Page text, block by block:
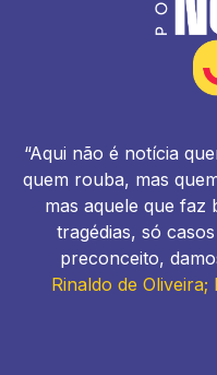
“Aqui não é notícia
quem rouba, mas
mas aquele que faz
tragédias, só
preconceito,
Rinaldo de